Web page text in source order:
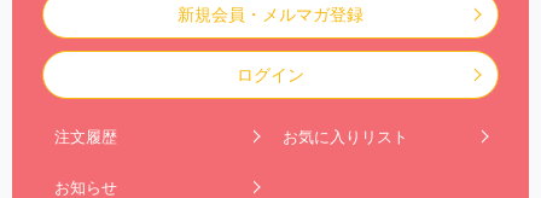
新規会員・メルマガ登録
ログイン
注文履歴 お気に入りリスト
お知らせ